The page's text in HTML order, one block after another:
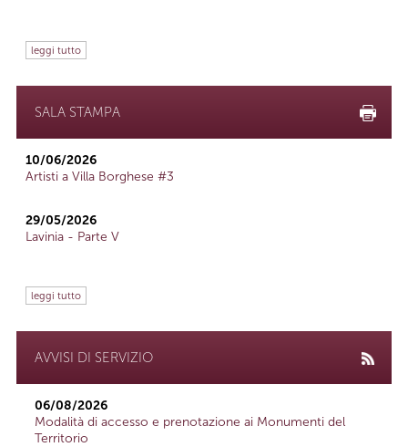
leggi tutto
SALA STAMPA
10/06/2026
Artisti a Villa Borghese #3
29/05/2026
Lavinia - Parte V
leggi tutto
AVVISI DI SERVIZIO
06/08/2026
Modalità di accesso e prenotazione ai Monumenti del
Territorio